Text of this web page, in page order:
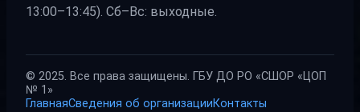
13:00–13:45). Сб–Вс: выходные.
© 2025. Все права защищены. ГБУ ДО РО «СШОР «ЦОП
№ 1»
ГлавнаяСведения об организацииКонтакты